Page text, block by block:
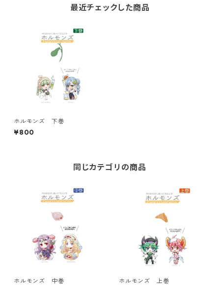
最近チェックした商品
ホルモンズ 下巻
¥800
同じカテゴリの商品
ホルモンズ 中巻 ホルモンズ 上巻